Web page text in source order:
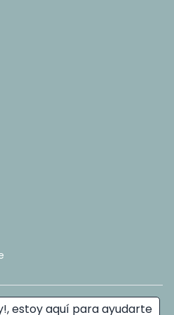
estoy aquí para ayudarte
reserved. - Hecho con ❤️ por